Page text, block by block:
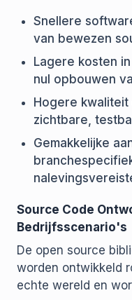
Snellere
van bewezen
Lagere kosten
nul opbouwen
Hogere
zichtbare,
Gemakkelijke
Source Code
Bedrijfsscenario's
De open source
worden ontwikkeld
echte wereld en